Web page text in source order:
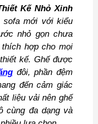
Nhỏ Xinh
mới với kiểu
nhỏ gọn chưa
hợp cho mọi
kế. Ghế được
đôi, phần đệm
đến cảm giác
liệu vải nên ghế
cùng đa dạng và